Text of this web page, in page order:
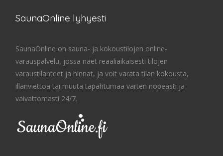
SaunaOnline lyhyesti
SaunaOnline on sauna- ja kokoustilojen online-
varauspalvelu, jossa näet reaaliaikaisesti tilojen
varaustilanteet ja hinnat, ja voit varata tilan kokousta,
illanviettoa tai muuta tapahtumaa varten nopeasti ja
vaivattomasti 24/7.